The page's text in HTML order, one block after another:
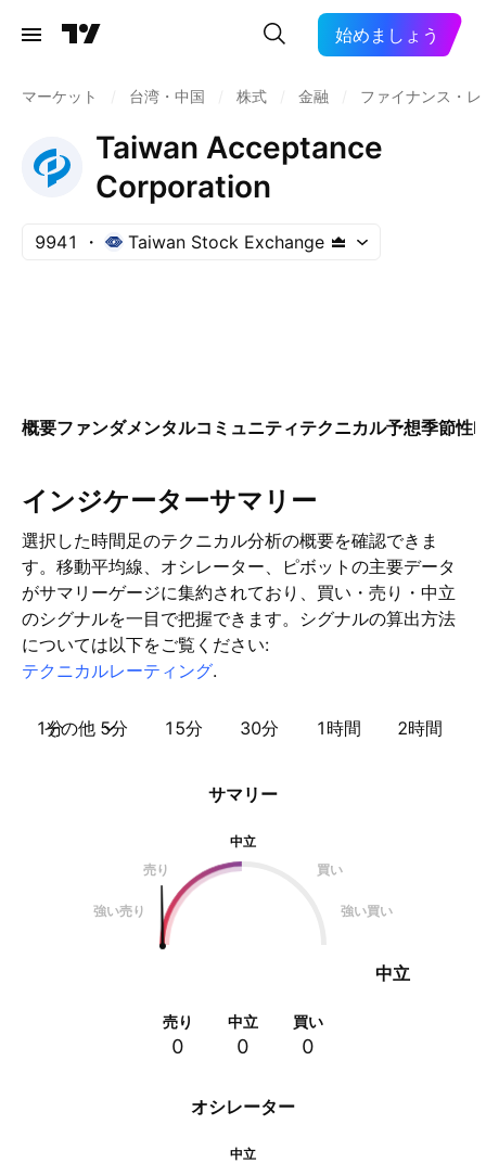
始めましょう
マーケット 台湾・中国 株式 金融 ファイナンス・
Taiwan Acceptance
Corporation
9941 Taiwan Stock Exchange
概要ファンダメンタルコミュニティテクニカル予想季節性
インジケーターサマリー
選択した時間足のテクニカル分析の概要を確認できま
す。移動平均線、オシレーター、ピボットの主要データ
がサマリーゲージに集約されており、買い・売り・中立
のシグナルを一目で把握できます。シグナルの算出方法
については以下をご覧ください:
テクニカルレーティング.
1分 5分 15分 30分 1時間 2時間
その他
オシレーター
中立
サマリー
中立
売り
買い
強い売り 強い買い
中立
売り
0
中立
0
買い
0